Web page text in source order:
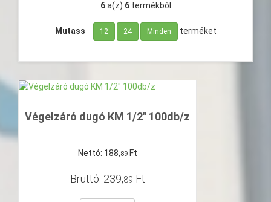
6a(z) 6 termékből
Mutass 12 24 Minden terméket
Végelzáró dugó KM 1/2" 100db/z
Nettó: 188,89 Ft
Bruttó: 239,89 Ft